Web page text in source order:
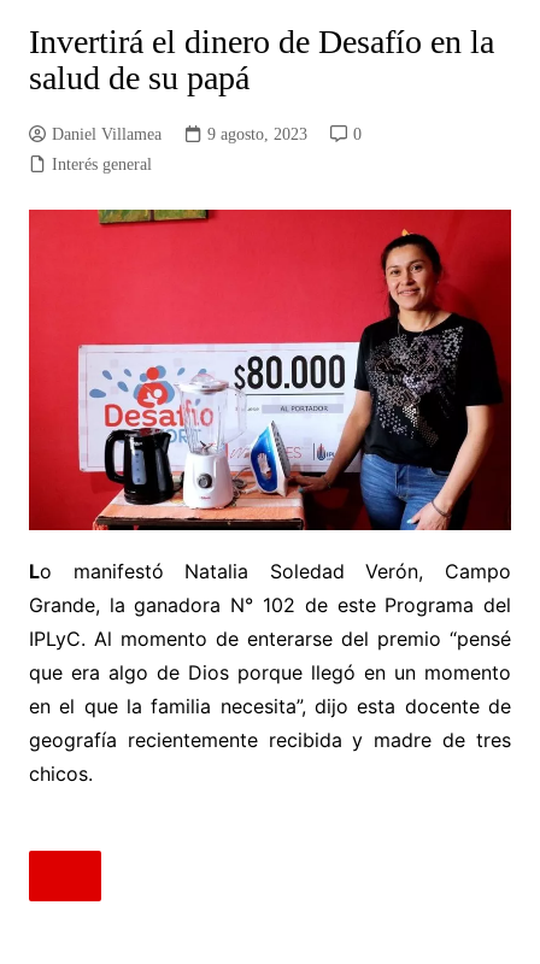
Invertirá el dinero de Desafío en la
salud de su papá
Daniel Villamea 9 agosto, 2023
0
Interés general
Lo manifestó Natalia Soledad Verón, Campo
Grande, la ganadora N° 102 de este Programa del
IPLyC. Al momento de enterarse del premio “pensé
que era algo de Dios porque llegó en un momento
en el que la familia necesita”, dijo esta docente de
geografía recientemente recibida y madre de tres
chicos.